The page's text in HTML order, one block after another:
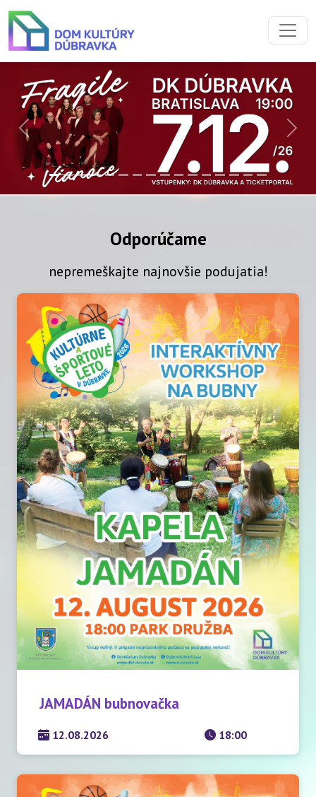
Preskočiť na obsah
Preskočiť na hlavné menu
Previous Next
Odporúčame
nepremeškajte najnovšie podujatia!
JAMADÁN bubnovačka
12.08.2026 18:00